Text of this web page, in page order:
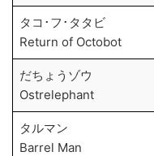
タコ･フ･タタビ
Return of Octobot
だちょうゾウ
Ostrelephant
タルマン
Barrel Man